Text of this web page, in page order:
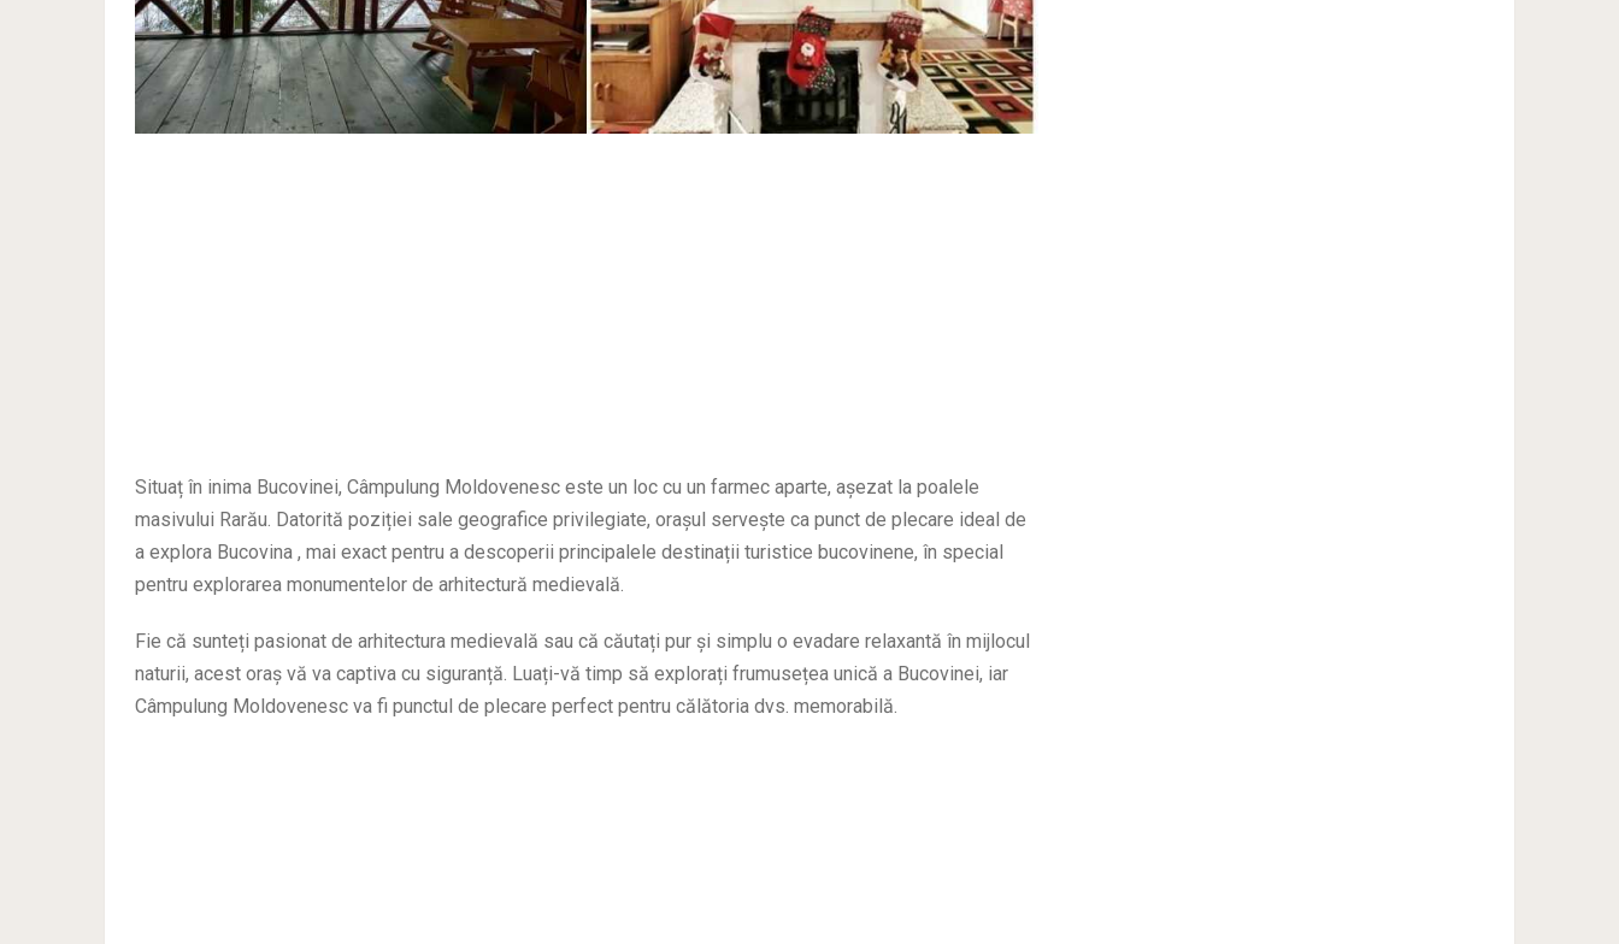
Situaț în inima Bucovinei, Câmpulung Moldovenesc este un loc cu un farmec aparte, așezat la poalele
masivului Rarău. Datorită poziției sale geografice privilegiate, orașul servește ca punct de plecare ideal de
a explora Bucovina , mai exact pentru a descoperii principalele destinații turistice bucovinene, în special
pentru explorarea monumentelor de arhitectură medievală.
Fie că sunteți pasionat de arhitectura medievală sau că căutați pur și simplu o evadare relaxantă în mijlocul
naturii, acest oraș vă va captiva cu siguranță. Luați-vă timp să explorați frumusețea unică a Bucovinei, iar
Câmpulung Moldovenesc va fi punctul de plecare perfect pentru călătoria dvs. memorabilă.